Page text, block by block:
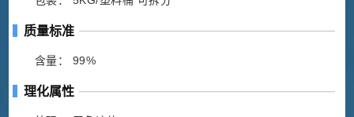
质量标准
含量： 99%
理化属性